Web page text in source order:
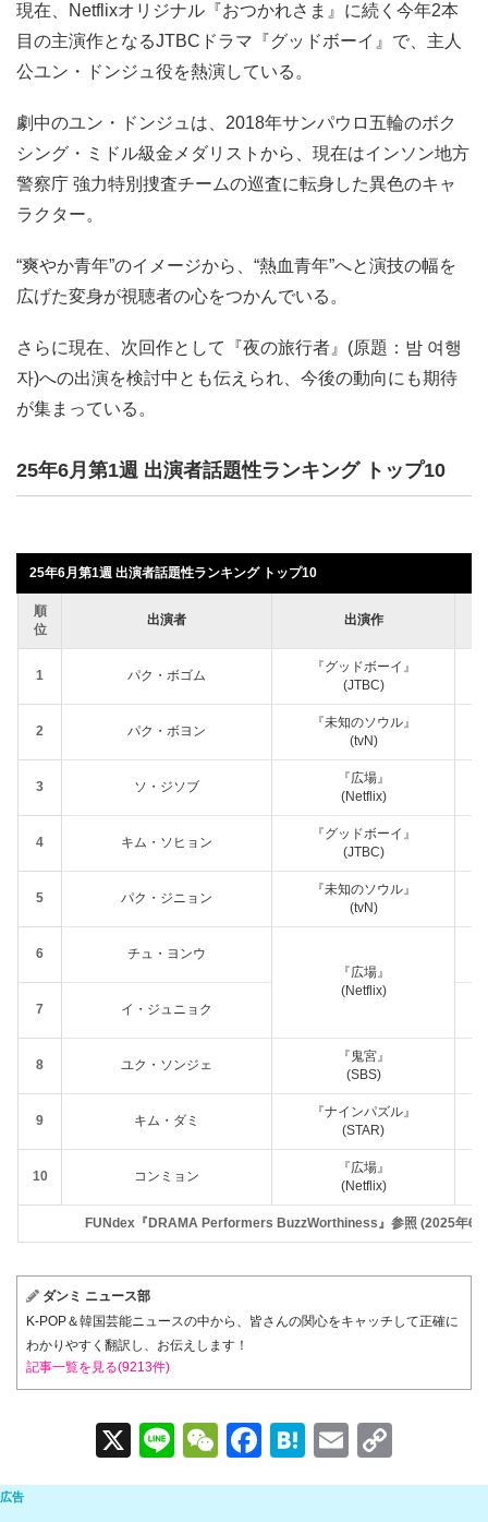
現在、Netflixオリジナル『おつかれさま』に続く今年2本
目の主演作となるJTBCドラマ『グッドボーイ』で、主人
公ユン・ドンジュ役を熱演している。
劇中のユン・ドンジュは、2018年サンパウロ五輪のボク
シング・ミドル級金メダリストから、現在はインソン地方
警察庁 強力特別捜査チームの巡査に転身した異色のキャ
ラクター。
“爽やか青年”のイメージから、“熱血青年”へと演技の幅を
広げた変身が視聴者の心をつかんでいる。
さらに現在、次回作として『夜の旅行者』(原題：밤 여행
자)への出演を検討中とも伝えられ、今後の動向にも期待
が集まっている。
25年6月第1週 出演者話題性ランキング トップ10
25年6月第1週 出演者話題性ランキング トップ10
順
位
出演者 出演作
1 パク・ボゴム
『グッドボーイ』
(JTBC)
2 パク・ボヨン
『未知のソウル』
(tvN)
3 ソ・ジソブ
『広場』
(Netflix)
4 キム・ソヒョン
『グッドボーイ』
(JTBC)
5 パク・ジニョン
『未知のソウル』
(tvN)
6
チュ・ヨンウ
『広場』
(Netflix)
7
イ・ジュニョク
8 ユク・ソンジェ
『鬼宮』
(SBS)
9 キム・ダミ
『ナインパズル』
(STAR)
10 コンミョン
『広場』
(Netflix)
FUNdex『DRAMA Performers BuzzWorthiness』参照 (2025年6
ダンミ ニュース部
K-POP＆韓国芸能ニュースの中から、皆さんの関心をキャッチして正確に
わかりやすく翻訳し、お伝えします！
記事一覧を見る(9213件)
X
Li
n
W
e
F
a
H
at
E
m o